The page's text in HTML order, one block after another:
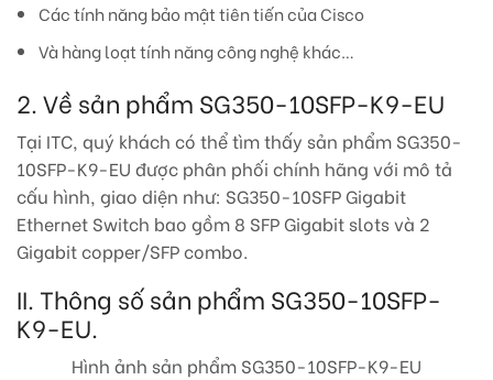
Các tính năng bảo mật tiên tiến của Cisco
Và hàng loạt tính năng công nghệ khác…
2. Về sản phẩm SG350-10SFP-K9-EU
Tại ITC, quý khách có thể tìm thấy sản phẩm SG350-
10SFP-K9-EU được phân phối chính hãng với mô tả
cấu hình, giao diện như: SG350-10SFP Gigabit
Ethernet Switch bao gồm 8 SFP Gigabit slots và 2
Gigabit copper/SFP combo.
II. Thông số sản phẩm SG350-10SFP-
K9-EU.
Hình ảnh sản phẩm SG350-10SFP-K9-EU